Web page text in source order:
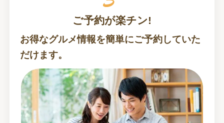
ご予約が楽チン!
お得なグルメ情報を簡単にご予約していた
だけます。